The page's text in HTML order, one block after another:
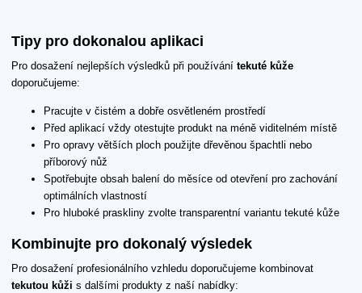
Tipy pro dokonalou aplikaci
Pro dosažení nejlepších výsledků při používání tekuté kůže
doporučujeme:
Pracujte v čistém a dobře osvětleném prostředí
Před aplikací vždy otestujte produkt na méně viditelném místě
Pro opravy větších ploch použijte dřevěnou špachtli nebo
příborový nůž
Spotřebujte obsah balení do měsíce od otevření pro zachování
optimálních vlastností
Pro hluboké praskliny zvolte transparentní variantu tekuté kůže
Kombinujte pro dokonalý výsledek
Pro dosažení profesionálního vzhledu doporučujeme kombinovat
tekutou kůži s dalšími produkty z naší nabídky: